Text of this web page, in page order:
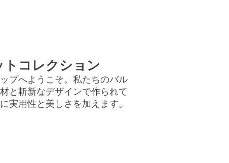
コレクション
プへようこそ。私たちのバル
と斬新なデザインで作られて
実用性と美しさを加えます。